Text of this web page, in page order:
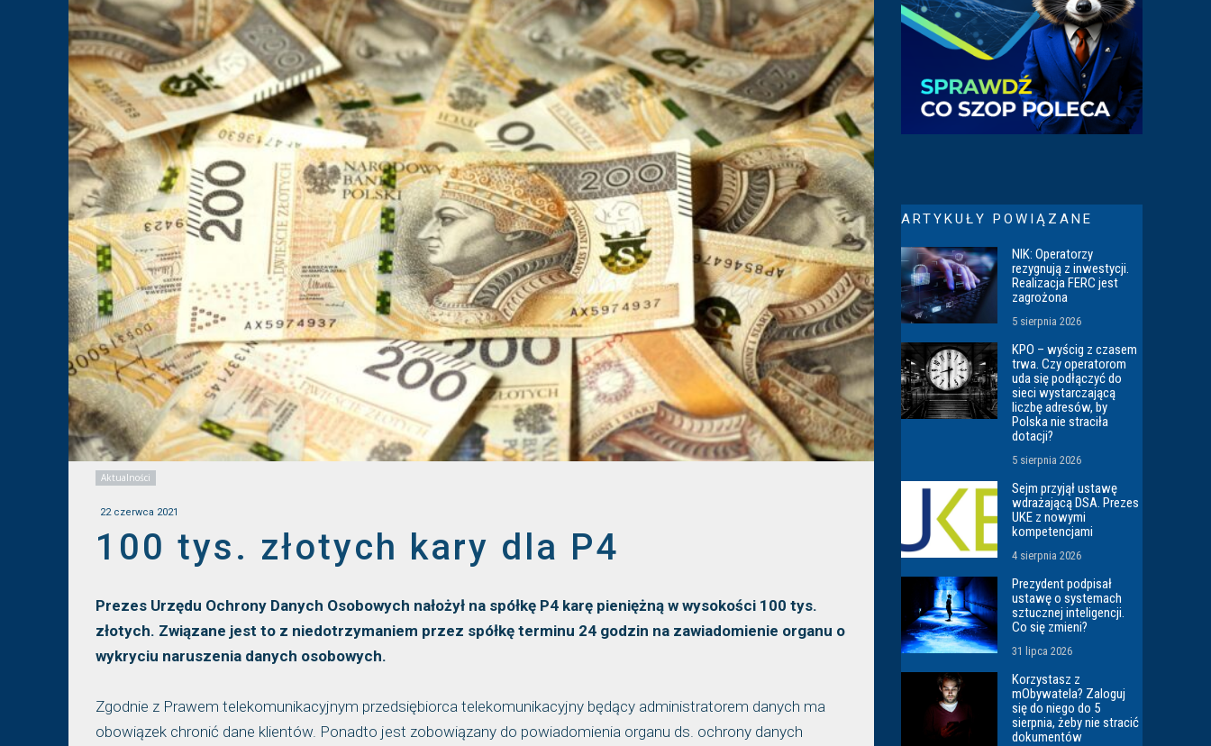
Aktualności
22 czerwca 2021
100 tys. złotych kary dla P4
Prezes Urzędu Ochrony Danych Osobowych nałożył na spółkę P4 karę pieniężną w wysokości 100 tys.
złotych. Związane jest to z niedotrzymaniem przez spółkę terminu 24 godzin na zawiadomienie organu o
wykryciu naruszenia danych osobowych.
Zgodnie z Prawem telekomunikacyjnym przedsiębiorca telekomunikacyjny będący administratorem danych ma
obowiązek chronić dane klientów. Ponadto jest zobowiązany do powiadomienia organu ds. ochrony danych
ARTYKUŁY POWIĄZANE
NIK: Operatorzy
rezygnują z inwestycji.
Realizacja FERC jest
zagrożona
5 sierpnia 2026
KPO – wyścig z czasem
trwa. Czy operatorom
uda się podłączyć do
sieci wystarczającą
liczbę adresów, by
Polska nie straciła
dotacji?
5 sierpnia 2026
Sejm przyjął ustawę
wdrażającą DSA. Prezes
UKE z nowymi
kompetencjami
4 sierpnia 2026
Prezydent podpisał
ustawę o systemach
sztucznej inteligencji.
Co się zmieni?
31 lipca 2026
Korzystasz z
mObywatela? Zaloguj
się do niego do 5
sierpnia, żeby nie stracić
dokumentów